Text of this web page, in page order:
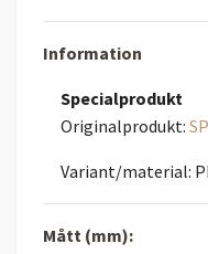
Information
Specialprodukt
Originalprodukt:
Variant/material:
Mått (mm):